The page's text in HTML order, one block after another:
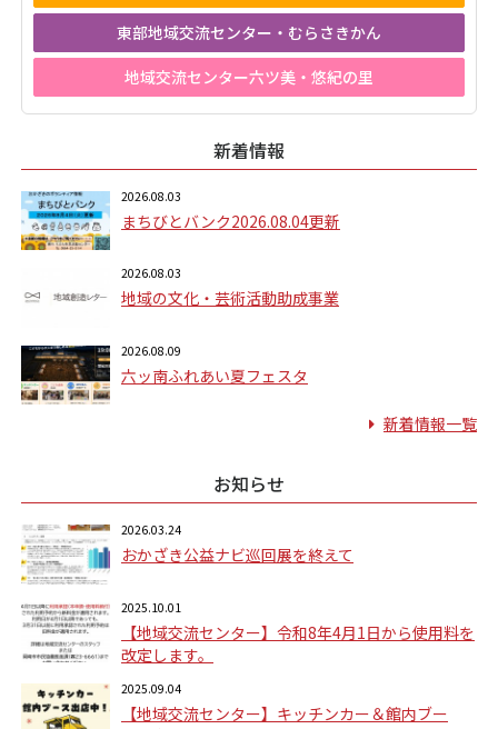
東部地域交流センター・むらさきかん
地域交流センター六ツ美・悠紀の里
新着情報
2026.08.03
まちびとバンク2026.08.04更新
2026.08.03
地域の文化・芸術活動助成事業
2026.08.09
六ッ南ふれあい夏フェスタ
新着情報一覧
お知らせ
2026.03.24
おかざき公益ナビ巡回展を終えて
2025.10.01
【地域交流センター】令和8年4月1日から使用料を
改定します。
2025.09.04
【地域交流センター】キッチンカー＆館内ブー